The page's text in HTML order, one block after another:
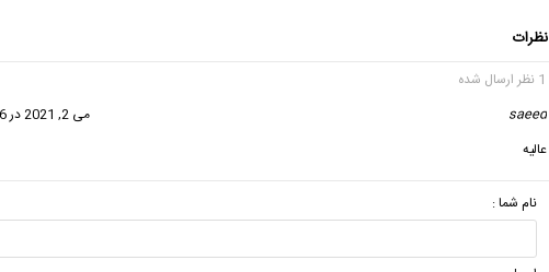
نظرات
1 نظر ارسال شده
saeed
می 2, 2021 در 11:56 ب.ظ
عالیه
نام شما :